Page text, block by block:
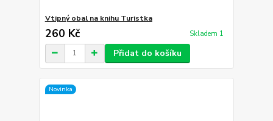
Vtipný obal na knihu Turistka
260 Kč Skladem 1
Přidat do košíku
Novinka